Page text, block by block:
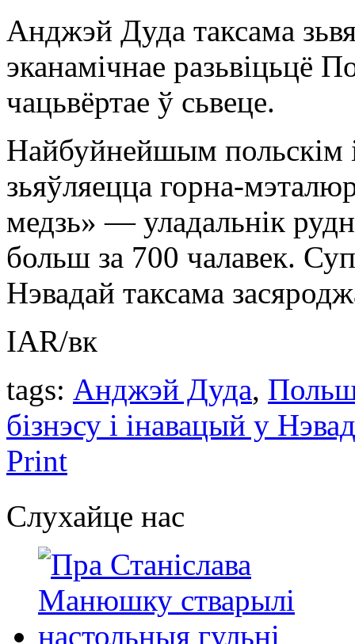
Анджэй Дуда таксама
эканамічнае разьвіцьцё
чацьвёртае ў сьвеце.
Найбуйнейшым польскім
зьяўляецца горна-
медзь» — уладальнік
больш за 700 чалавек.
Нэвадай таксама
IAR/вк
tags: Анджэй Дуда,
бізнэсу і інавацый у
Print
Слухайце нас